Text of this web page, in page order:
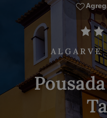
ALGARVE